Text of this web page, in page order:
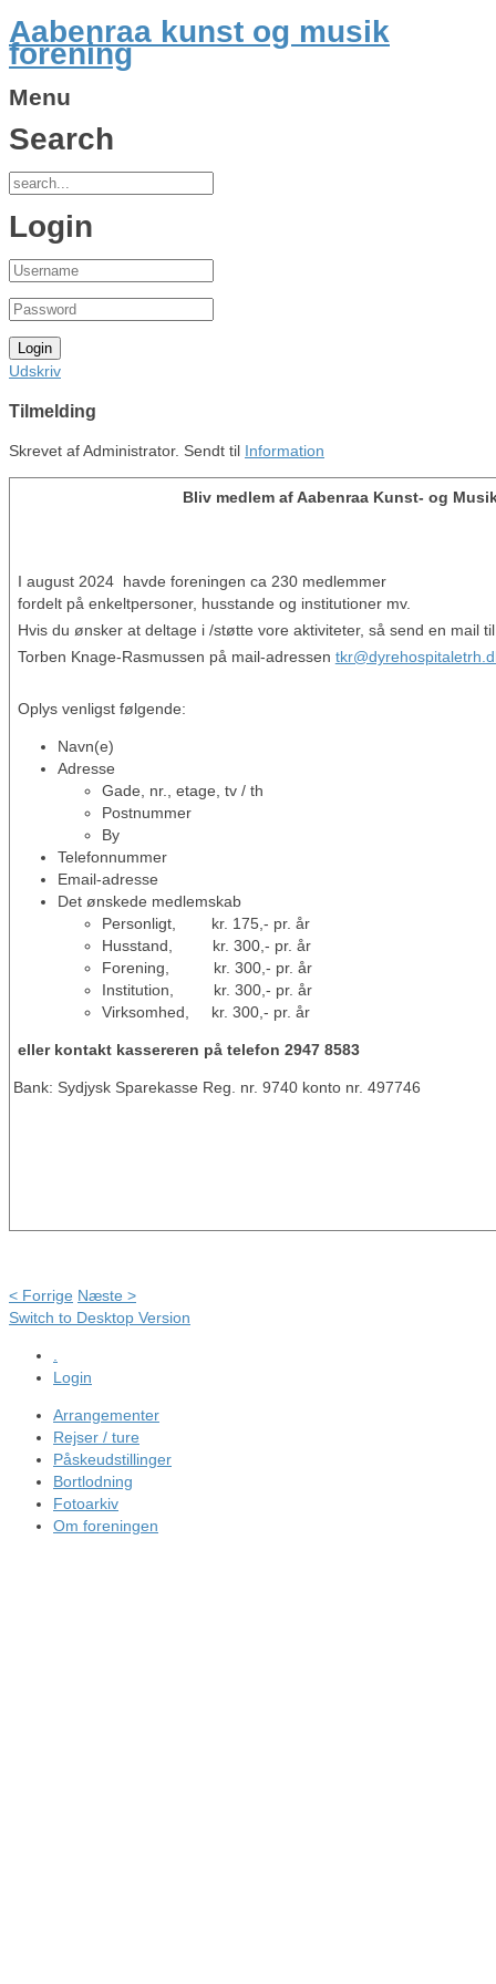
Aabenraa kunst og musik
forening
Menu
Search
Login
Udskriv
Tilmelding
Skrevet af Administrator. Sendt til Information
Bliv medlem af Aabenraa Kunst- og
I august 2024 havde foreningen ca 230 medlemmer
fordelt på enkeltpersoner, husstande og institutioner mv.
Hvis du ønsker at deltage i /støtte vore aktiviteter, så send en mail
Torben Knage-Rasmussen på mail-adressen
Oplys venligst følgende:
Navn(e)
Adresse
Gade, nr., etage, tv / th
Postnummer
By
Telefonnummer
Email-adresse
Det ønskede medlemskab
Personligt, kr. 175,- pr. år
Husstand, kr. 300,- pr. år
Forening, kr. 300,- pr. år
Institution, kr. 300,- pr. år
Virksomhed, kr. 300,- pr. år
eller kontakt kassereren på telefon 2947 8583
Bank: Sydjysk Sparekasse Reg. nr. 9740 konto nr. 497746
< Forrige Næste >
Switch to Desktop Version
.
Login
Arrangementer
Rejser / ture
Påskeudstillinger
Bortlodning
Fotoarkiv
Om foreningen